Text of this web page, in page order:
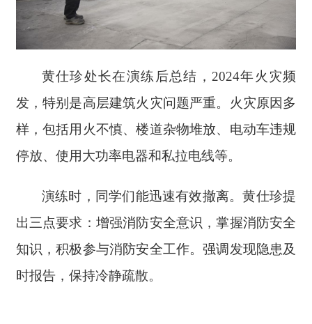
黄仕珍处长在演练后总结，2024年火灾频
发，特别是高层建筑火灾问题严重。火灾原因多
样，包括用火不慎、楼道杂物堆放、电动车违规
停放、使用大功率电器和私拉电线等。
演练时，同学们能迅速有效撤离。黄仕珍提
出三点要求：增强消防安全意识，掌握消防安全
知识，积极参与消防安全工作。强调发现隐患及
时报告，保持冷静疏散。